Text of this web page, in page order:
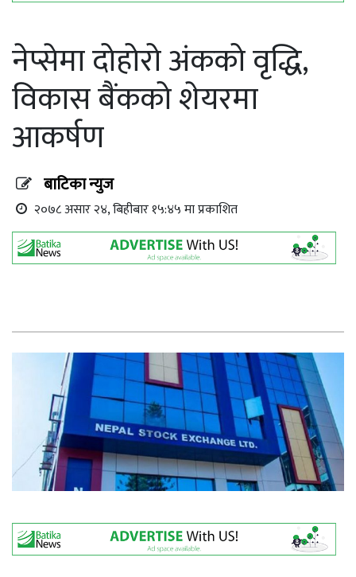
नेप्सेमा दोहोरो अंकको वृद्धि,
विकास बैंकको शेयरमा
आकर्षण
बाटिका न्युज
२०७८ असार २४, बिहीबार १५:४५ मा प्रकाशित